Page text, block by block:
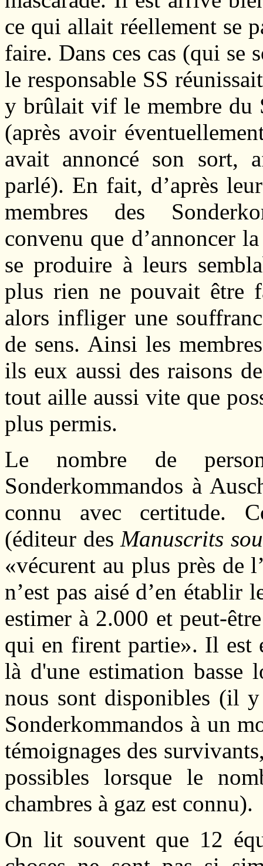
ce qui allait réellement se
faire. Dans ces cas (qui se
le responsable SS
y brûlait vif le membre du
(après avoir
avait annoncé son sort,
parlé). En fait, d’après
membres des
convenu que d’annoncer
se produire à leurs
plus rien ne pouvait être
alors infliger une
de sens. Ainsi les
ils eux aussi des raisons
tout aille aussi vite que
plus permis.
Le nombre de
Sonderkommandos à
connu avec certitude.
(éditeur desManuscrits
«vécurent au plus près de
n’est pas aisé d’en
estimer à 2.000 et peut-
qui en firent partie». Il est
là d'une estimation basse
nous sont disponibles (il
Sonderkommandos à un
témoignages des
possibles lorsque le
chambres à gaz est connu).
On lit souvent que 12